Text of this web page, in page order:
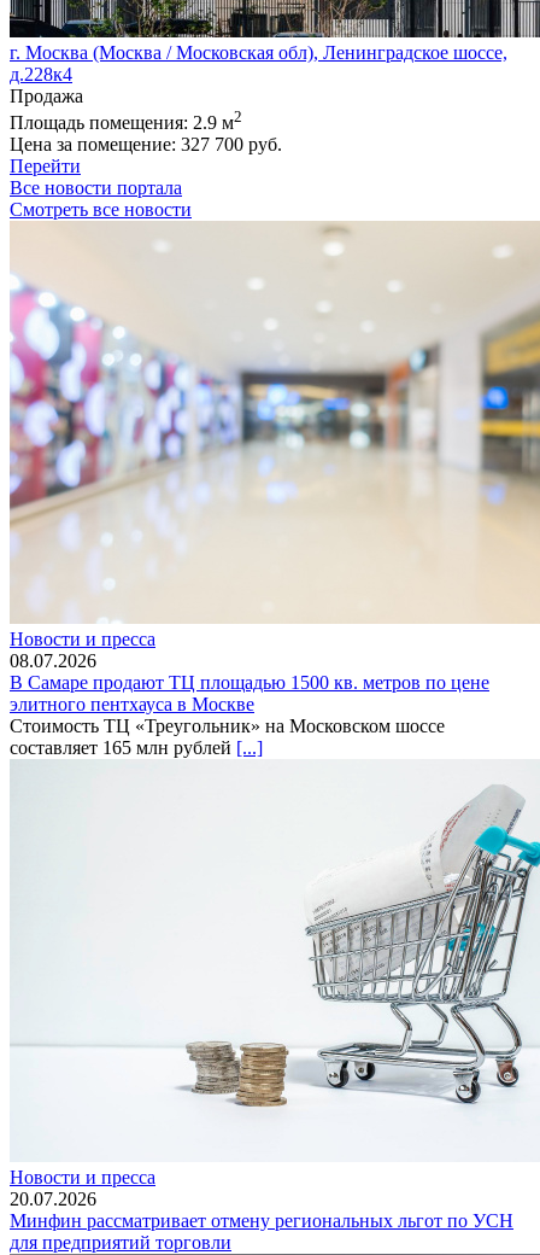
г. Москва (Москва / Московская обл), Ленинградское шоссе,
д.228к4
Продажа
Площадь помещения: 2.9 м2
Цена за помещение: 327 700 руб.
Перейти
Все новости портала
Смотреть все новости
Новости и пресса
08.07.2026
В Самаре продают ТЦ площадью 1500 кв. метров по цене
элитного пентхауса в Москве
Стоимость ТЦ «Треугольник» на Московском шоссе
составляет 165 млн рублей [...]
Новости и пресса
20.07.2026
Минфин рассматривает отмену региональных льгот по УСН
для предприятий торговли